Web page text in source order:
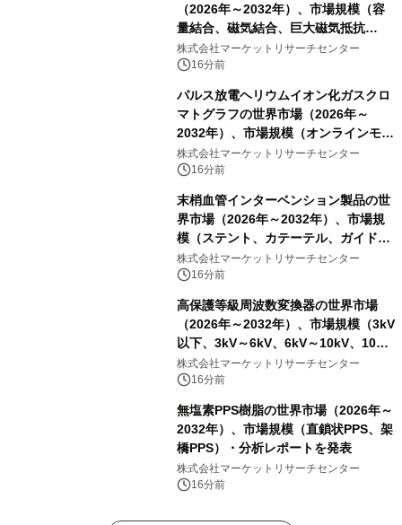
（2026年～2032年）、市場規模（容
量結合、磁気結合、巨大磁気抵抗
（GMR））・分析レポートを発表
株式会社マーケットリサーチセンター
16分前
パルス放電ヘリウムイオン化ガスクロ
マトグラフの世界市場（2026年～
2032年）、市場規模（オンラインモニ
タリング型、ラボラトリー型）・分析
レポートを発表
株式会社マーケットリサーチセンター
16分前
末梢血管インターベンション製品の世
界市場（2026年～2032年）、市場規
模（ステント、カテーテル、ガイドワ
イヤー、シース、下大静脈フィルタ
ー、その他）・分析レポートを発表
株式会社マーケットリサーチセンター
16分前
高保護等級周波数変換器の世界市場
（2026年～2032年）、市場規模（3kV
以下、3kV～6kV、6kV～10kV、10kV
超）・分析レポートを発表
株式会社マーケットリサーチセンター
16分前
無塩素PPS樹脂の世界市場（2026年～
2032年）、市場規模（直鎖状PPS、架
橋PPS）・分析レポートを発表
株式会社マーケットリサーチセンター
16分前